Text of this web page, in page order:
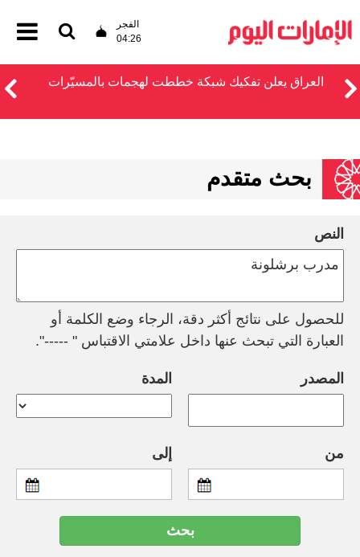
الفجر
04:26
العراق يعلن تفكيك شبكة خططت لهجمات بالمسيّرات
بحث متقدم
النص
للحصول على نتائج أكثر دقة، الرجاء وضع الكلمة أو
العبارة التي تبحث عنها داخل علامتي الاقتباس " -----".
المصدر المدة
من إلى